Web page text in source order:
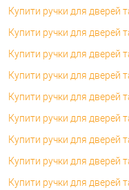
Купити ручки для дверей
Купити ручки для дверей
Купити ручки для дверей
Купити ручки для дверей
Купити ручки для дверей
Купити ручки для дверей
Купити ручки для дверей
Купити ручки для дверей
Купити ручки для дверей